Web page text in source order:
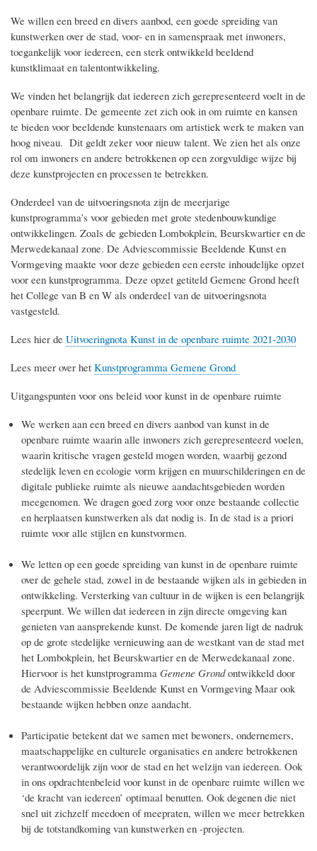
We willen een breed en divers aanbod, een goede spreiding van
kunstwerken over de stad, voor- en in samenspraak met inwoners,
toegankelijk voor iedereen, een sterk ontwikkeld beeldend
kunstklimaat en talentontwikkeling.
We vinden het belangrijk dat iedereen zich gerepresenteerd voelt in de
openbare ruimte. De gemeente zet zich ook in om ruimte en kansen
te bieden voor beeldende kunstenaars om artistiek werk te maken van
hoog niveau. Dit geldt zeker voor nieuw talent. We zien het als onze
rol om inwoners en andere betrokkenen op een zorgvuldige wijze bij
deze kunstprojecten en processen te betrekken.
Onderdeel van de uitvoeringsnota zijn de meerjarige
kunstprogramma’s voor gebieden met grote stedenbouwkundige
ontwikkelingen. Zoals de gebieden Lombokplein, Beurskwartier en de
Merwedekanaal zone. De Adviescommissie Beeldende Kunst en
Vormgeving maakte voor deze gebieden een eerste inhoudelijke opzet
voor een kunstprogramma. Deze opzet getiteld Gemene Grond heeft
het College van B en W als onderdeel van de uitvoeringsnota
vastgesteld.
Lees hier de Uitvoeringnota Kunst in de openbare ruimte 2021-2030
Lees meer over het Kunstprogramma Gemene Grond
Uitgangspunten voor ons beleid voor kunst in de openbare ruimte
We werken aan een breed en divers aanbod van kunst in de
openbare ruimte waarin alle inwoners zich gerepresenteerd voelen,
waarin kritische vragen gesteld mogen worden, waarbij gezond
stedelijk leven en ecologie vorm krijgen en muurschilderingen en de
digitale publieke ruimte als nieuwe aandachtsgebieden worden
meegenomen. We dragen goed zorg voor onze bestaande collectie
en herplaatsen kunstwerken als dat nodig is. In de stad is a priori
ruimte voor alle stijlen en kunstvormen.
We letten op een goede spreiding van kunst in de openbare ruimte
over de gehele stad, zowel in de bestaande wijken als in gebieden in
ontwikkeling. Versterking van cultuur in de wijken is een belangrijk
speerpunt. We willen dat iedereen in zijn directe omgeving kan
genieten van aansprekende kunst. De komende jaren ligt de nadruk
op de grote stedelijke vernieuwing aan de westkant van de stad met
het Lombokplein, het Beurskwartier en de Merwedekanaal zone.
Hiervoor is het kunstprogramma Gemene Grondontwikkeld door
de Adviescommissie Beeldende Kunst en Vormgeving Maar ook
bestaande wijken hebben onze aandacht.
Participatie betekent dat we samen met bewoners, ondernemers,
maatschappelijke en culturele organisaties en andere betrokkenen
verantwoordelijk zijn voor de stad en het welzijn van iedereen. Ook
in ons opdrachtenbeleid voor kunst in de openbare ruimte willen we
‘de kracht van iedereen’ optimaal benutten. Ook degenen die niet
snel uit zichzelf meedoen of meepraten, willen we meer betrekken
bij de totstandkoming van kunstwerken en -projecten.